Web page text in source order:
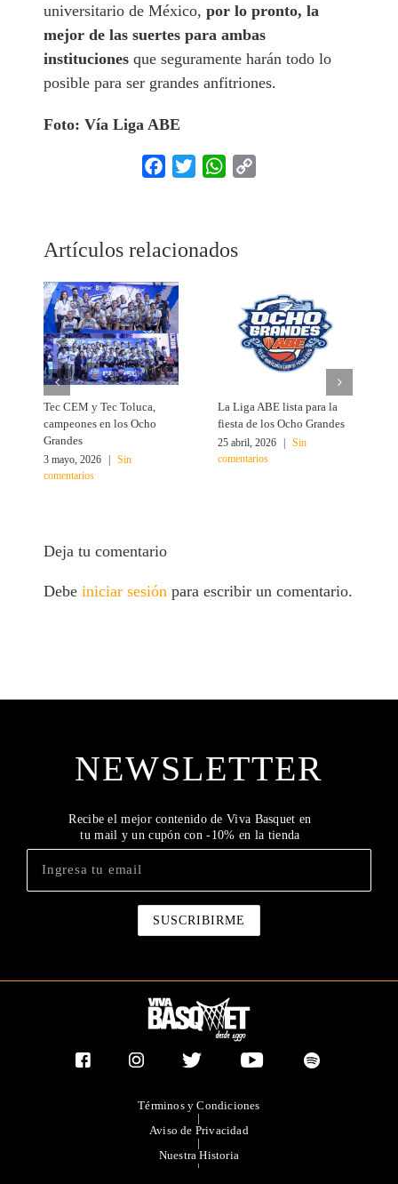
universitario de México,por lo pronto, la
mejor de las suertes para ambas
instituciones que seguramente harán todo lo
posible para ser grandes anfitriones.
Foto: Vía Liga ABE
Facebook
Twitter WhatsApp
Artículos relacionados
Tec CEM y Tec Toluca,
campeones en los Ocho
Grandes
3 mayo, 2026
Sin
comentarios
La Liga ABE lista para la
fiesta de los Ocho Grandes
25 abril, 2026
Sin
comentarios
Deja tu comentario
Debeiniciar sesiónpara escribir un comentario.
NEWSLETTER
Recibe el mejor contenido de Viva Basquet en
tu mail y un cupón con -10% en la tienda
Términos y Condiciones
|
Aviso de Privacidad
|
Nuestra Historia
|